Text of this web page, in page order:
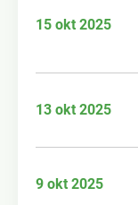
15 okt 2025
13 okt 2025
9 okt 2025